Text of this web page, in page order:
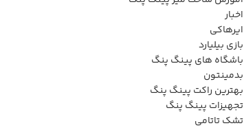
اخبار
ایرهاکی
بازی بیلیارد
باشگاه های پینگ پنگ
بدمینتون
بهترین راکت پینگ پنگ
تجهیزات پینگ پنگ
تشک تاتامی